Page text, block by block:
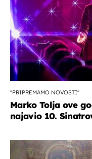
''PRIPREMAMO NOVOSTI''
Marko Tolja ove
najavio 10.